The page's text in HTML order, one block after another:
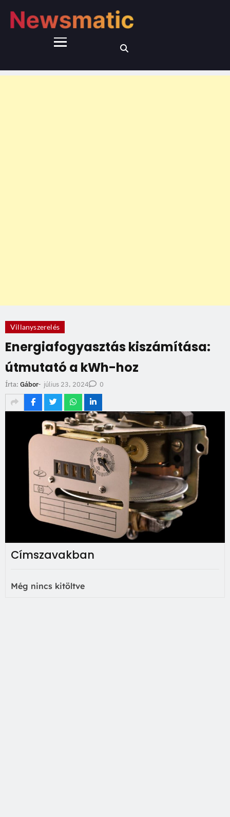
Villanyszerelés
Energiafogyasztás kiszámítása:
útmutató a kWh-hoz
Írta: Gábor- július 23, 2024 0
Címszavakban
Még nincs kitöltve